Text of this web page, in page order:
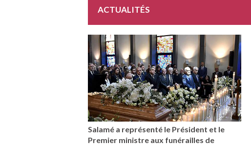
ACTUALITÉS
Salamé a représenté le Président et le
Premier ministre aux funérailles de